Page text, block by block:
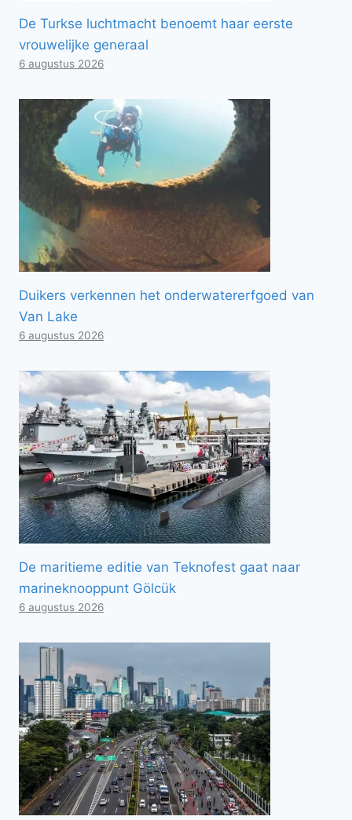
De Turkse luchtmacht benoemt haar eerste
vrouwelijke generaal
6 augustus 2026
Duikers verkennen het onderwatererfgoed van
Van Lake
6 augustus 2026
De maritieme editie van Teknofest gaat naar
marineknooppunt Gölcük
6 augustus 2026